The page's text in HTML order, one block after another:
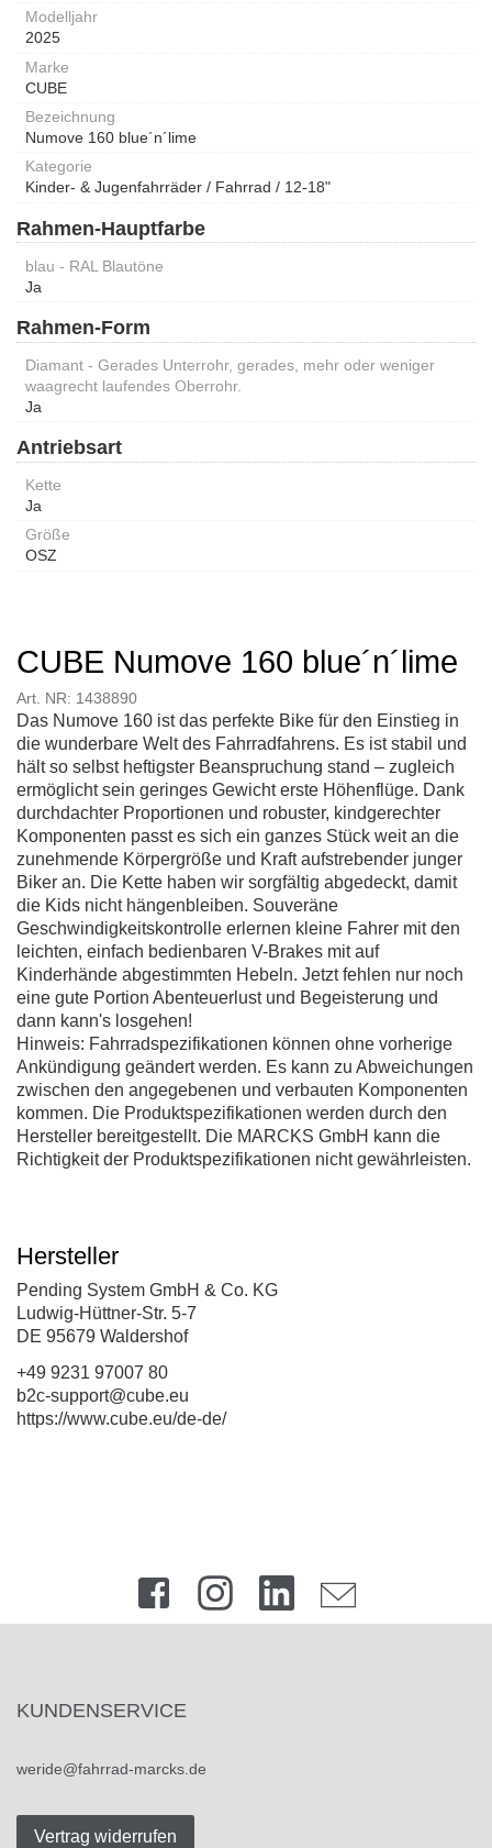
Modelljahr
2025
Marke
CUBE
Bezeichnung
Numove 160 blue´n´lime
Kategorie
Kinder- & Jugenfahrräder / Fahrrad / 12-18"
Rahmen-Hauptfarbe
blau - RAL Blautöne
Ja
Rahmen-Form
Diamant - Gerades Unterrohr, gerades, mehr oder weniger
waagrecht laufendes Oberrohr.
Ja
Antriebsart
Kette
Ja
Größe
OSZ
CUBE Numove 160 blue´n´lime
Art. NR: 1438890
Das Numove 160 ist das perfekte Bike für den Einstieg in
die wunderbare Welt des Fahrradfahrens. Es ist stabil und
hält so selbst heftigster Beanspruchung stand – zugleich
ermöglicht sein geringes Gewicht erste Höhenflüge. Dank
durchdachter Proportionen und robuster, kindgerechter
Komponenten passt es sich ein ganzes Stück weit an die
zunehmende Körpergröße und Kraft aufstrebender junger
Biker an. Die Kette haben wir sorgfältig abgedeckt, damit
die Kids nicht hängenbleiben. Souveräne
Geschwindigkeitskontrolle erlernen kleine Fahrer mit den
leichten, einfach bedienbaren V-Brakes mit auf
Kinderhände abgestimmten Hebeln. Jetzt fehlen nur noch
eine gute Portion Abenteuerlust und Begeisterung und
dann kann's losgehen!
Hinweis: Fahrradspezifikationen können ohne vorherige
Ankündigung geändert werden. Es kann zu Abweichungen
zwischen den angegebenen und verbauten Komponenten
kommen. Die Produktspezifikationen werden durch den
Hersteller bereitgestellt. Die MARCKS GmbH kann die
Richtigkeit der Produktspezifikationen nicht gewährleisten.
Hersteller
Pending System GmbH & Co. KG
Ludwig-Hüttner-Str. 5-7
DE 95679 Waldershof
+49 9231 97007 80
b2c-support@cube.eu
https://www.cube.eu/de-de/
KUNDENSERVICE
weride@fahrrad-marcks.de
Vertrag widerrufen